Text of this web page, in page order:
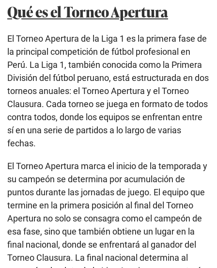
Qué es el Torneo Apertura
El Torneo Apertura de la Liga 1 es la primera fase de
la principal competición de fútbol profesional en
Perú. La Liga 1, también conocida como la Primera
División del fútbol peruano, está estructurada en dos
torneos anuales: el Torneo Apertura y el Torneo
Clausura. Cada torneo se juega en formato de todos
contra todos, donde los equipos se enfrentan entre
sí en una serie de partidos a lo largo de varias
fechas.
El Torneo Apertura marca el inicio de la temporada y
su campeón se determina por acumulación de
puntos durante las jornadas de juego. El equipo que
termine en la primera posición al final del Torneo
Apertura no solo se consagra como el campeón de
esa fase, sino que también obtiene un lugar en la
final nacional, donde se enfrentará al ganador del
Torneo Clausura. La final nacional determina al